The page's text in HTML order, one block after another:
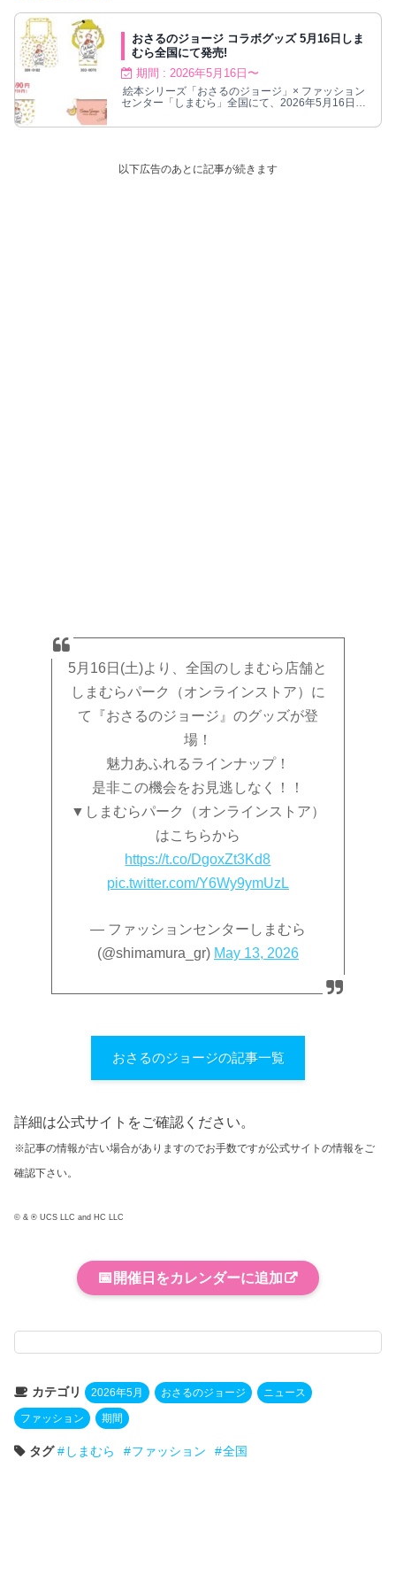
おさるのジョージ コラボグッズ 5月16日しま
むら全国にて発売!
期間 : 2026年5月16日〜
絵本シリーズ「おさるのジョージ」× ファッション
センター「しまむら」全国にて、2026年5月16日よ
以下広告のあとに記事が続きます
5月16日(土)より、全国のしまむら店舗と
しまむらパーク（オンラインストア）に
て『おさるのジョージ』のグッズが登
場！
魅力あふれるラインナップ！
是非この機会をお見逃しなく！！
▼しまむらパーク（オンラインストア）
はこちらから
https://t.co/DgoxZt3Kd8
pic.twitter.com/Y6Wy9ymUzL
— ファッションセンターしまむら
(@shimamura_gr) May 13, 2026
おさるのジョージの記事一覧
詳細は公式サイトをご確認ください。
※記事の情報が古い場合がありますのでお手数ですが公式サイトの情報をご
確認下さい。
© & ® UCS LLC and HC LLC
📅 開催日をカレンダーに追加
カテゴリ 2026年5月 おさるのジョージ ニュース
ファッション 期間
タグ しまむら ファッション 全国